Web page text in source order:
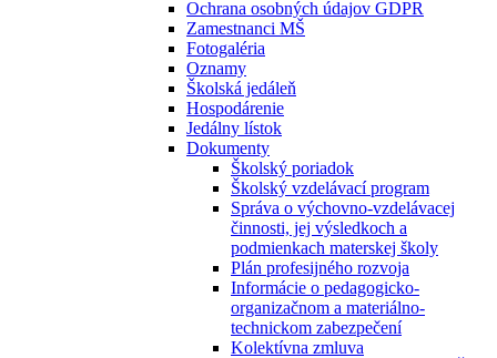
Ochrana osobných údajov GDPR
Zamestnanci MŠ
Fotogaléria
Oznamy
Školská jedáleň
Hospodárenie
Jedálny lístok
Dokumenty
Školský poriadok
Školský vzdelávací program
Správa o výchovno-vzdelávacej
činnosti, jej výsledkoch a
podmienkach materskej školy
Plán profesijného rozvoja
Informácie o pedagogicko-
organizačnom a materiálno-
technickom zabezpečení
Kolektívna zmluva